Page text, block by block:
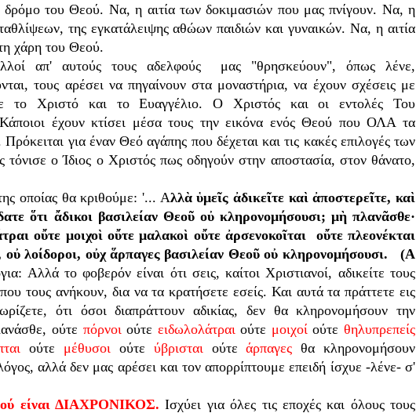
δρόμο του Θεού. Να, η αιτία των δοκιμασιών που μας πνίγουν. Να, η
της εγκατάλειψης αθώων παιδιών και γυναικών. Να, η αιτία
χάρη του Θεού.
απ' αυτούς τους αδελφούς μας "θρησκεύουν", όπως λένε,
τους αρέσει να πηγαίνουν στα μοναστήρια, να έχουν σχέσεις με
το Χριστό και το Ευαγγέλιο. Ο Χριστός και οι εντολές Του
έχουν κτίσει μέσα τους την εικόνα ενός Θεού που ΟΛΑ τα
για έναν Θεό αγάπης που δέχεται και τις κακές επιλογές των
τόνισε ο Ίδιος ο Χριστός πως οδηγούν στην αποστασία, στον θάνατο,
οποίας θα κριθούμε: '... Αλλὰ ὑμεῖς ἀδικεῖτε καὶ ἀποστερεῖτε, καὶ
ὅτι ἄδικοι βασιλείαν Θεοῦ οὐ κληρονομήσουσι; μὴ πλανᾶσθε·
οὔτε μοιχοὶ οὔτε μαλακοὶ οὔτε ἀρσενοκοῖται οὔτε πλεονέκται
οὐ λοίδοροι, οὐχ ἅρπαγες βασιλείαν Θεοῦ οὐ κληρονομήσουσι. (Α
Αλλά το φοβερόν είναι ότι σεις, καίτοι Χριστιανοί, αδικείτε τους
τους ανήκουν, δια να τα κρατήσετε εσείς. Και αυτά τα πράττετε εις
ότι όσοι διαπράττουν αδικίας, δεν θα κληρονομήσουν την
ούτε πόρνοιούτε ειδωλολάτραι ούτε μοιχοί ούτεθηλυπρεπείς
ούτε μέθυσοι ούτε ύβρισται ούτεάρπαγες θα κληρονομήσουν
αλλά δεν μας αρέσει και τον απορρίπτουμε επειδή ίσχυε -λένε- σ'
είναι ΔΙΑΧΡΟΝΙΚΟΣ. Ισχύει για όλες τις εποχές και όλους τους